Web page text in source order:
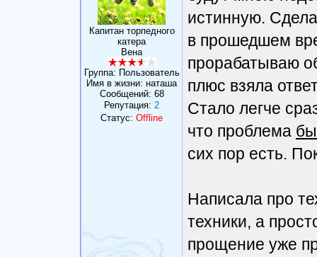
Капитан торпедного
катера
Вена
Группа: Пользователь
Имя в жизни: наташа
Сообщений: 68
Репутация: 2
Статус: Offline
истинную.
в прошедшем
прорабатываю
плюс взяла
Стало легче
что проблема
сих пор есть.
Написала про
техники, а
прощение уже